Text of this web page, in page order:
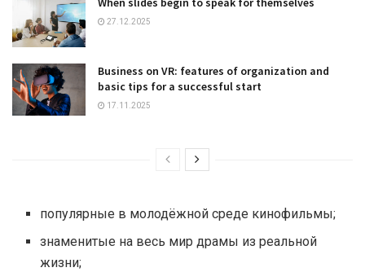
27.12.2025
Business on VR: features of organization and
basic tips for a successful start
17.11.2025
популярные в молодёжной среде кинофильмы;
знаменитые на весь мир драмы из реальной
жизни;